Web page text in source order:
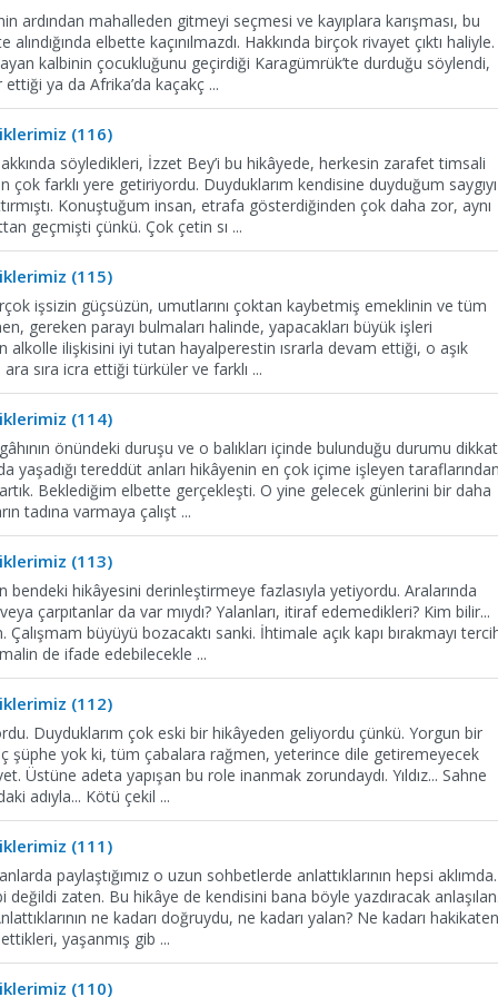
ardından mahalleden gitmeyi seçmesi ve kayıplara karışması, bu
elbette kaçınılmazdı. Hakkında birçok rivayet çıktı haliyle.
kalbinin çocukluğunu geçirdiği Karagümrük’te durduğu söylendi,
ya da Afrika’da kaçakç ...
(116)
söyledikleri, İzzet Bey’i bu hikâyede, herkesin zarafet timsali
farklı yere getiriyordu. Duyduklarım kendisine duyduğum saygıyı
Konuştuğum insan, etrafa gösterdiğinden çok daha zor, aynı
geçmişti çünkü. Çok çetin sı ...
(115)
işsizin güçsüzün, umutlarını çoktan kaybetmiş emeklinin ve tüm
gereken parayı bulmaları halinde, yapacakları büyük işleri
ilişkisini iyi tutan hayalperestin ısrarla devam ettiği, o aşık
sıra icra ettiği türküler ve farklı ...
(114)
önündeki duruşu ve o balıkları içinde bulunduğu durumu
yaşadığı tereddüt anları hikâyenin en çok içime işleyen
Beklediğim elbette gerçekleşti. O yine gelecek günlerini bir daha
tadına varmaya çalışt ...
(113)
bendeki hikâyesini derinleştirmeye fazlasıyla yetiyordu. Aralarında
çarpıtanlar da var mıydı? Yalanları, itiraf edemedikleri? Kim bilir...
Çalışmam büyüyü bozacaktı sanki. İhtimale açık kapı bırakmayı
de ifade edebilecekle ...
(112)
Duyduklarım çok eski bir hikâyeden geliyordu çünkü. Yorgun bir
şüphe yok ki, tüm çabalara rağmen, yeterince dile getiremeyecek
Üstüne adeta yapışan bu role inanmak zorundaydı. Yıldız... Sahne
adıyla... Kötü çekil ...
(111)
paylaştığımız o uzun sohbetlerde anlattıklarının hepsi aklımda.
değildi zaten. Bu hikâye de kendisini bana böyle yazdıracak
ne kadarı doğruydu, ne kadarı yalan? Ne kadarı hakikaten
yaşanmış gib ...
(110)